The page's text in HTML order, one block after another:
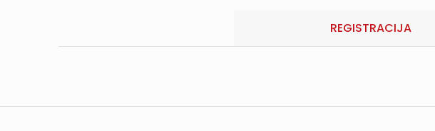
REGISTRACIJA